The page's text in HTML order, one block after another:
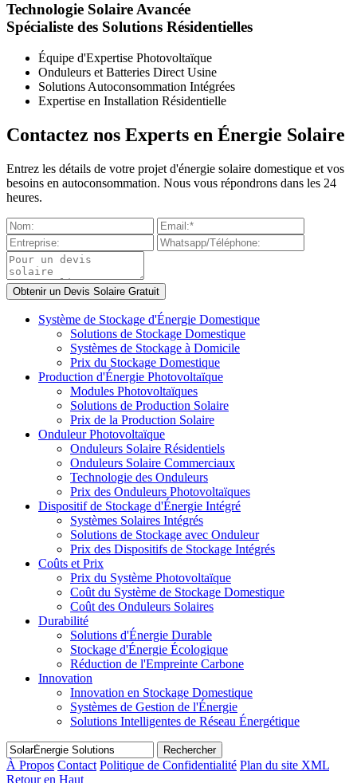
Technologie Solaire Avancée
Spécialiste des Solutions Résidentielles
Équipe d'Expertise Photovoltaïque
Onduleurs et Batteries Direct Usine
Solutions Autoconsommation Intégrées
Expertise en Installation Résidentielle
Contactez nos Experts en Énergie Solaire
Entrez les détails de votre projet d'énergie solaire domestique et vos
besoins en autoconsommation. Nous vous répondrons dans les 24
heures.
Système de Stockage d'Énergie Domestique
Solutions de Stockage Domestique
Systèmes de Stockage à Domicile
Prix du Stockage Domestique
Production d'Énergie Photovoltaïque
Modules Photovoltaïques
Solutions de Production Solaire
Prix de la Production Solaire
Onduleur Photovoltaïque
Onduleurs Solaire Résidentiels
Onduleurs Solaire Commerciaux
Technologie des Onduleurs
Prix des Onduleurs Photovoltaïques
Dispositif de Stockage d'Énergie Intégré
Systèmes Solaires Intégrés
Solutions de Stockage avec Onduleur
Prix des Dispositifs de Stockage Intégrés
Coûts et Prix
Prix du Système Photovoltaïque
Coût du Système de Stockage Domestique
Coût des Onduleurs Solaires
Durabilité
Solutions d'Énergie Durable
Stockage d'Énergie Écologique
Réduction de l'Empreinte Carbone
Innovation
Innovation en Stockage Domestique
Systèmes de Gestion de l'Énergie
Solutions Intelligentes de Réseau Énergétique
Rechercher
À Propos Contact Politique de Confidentialité Plan du site XML
Retour en Haut